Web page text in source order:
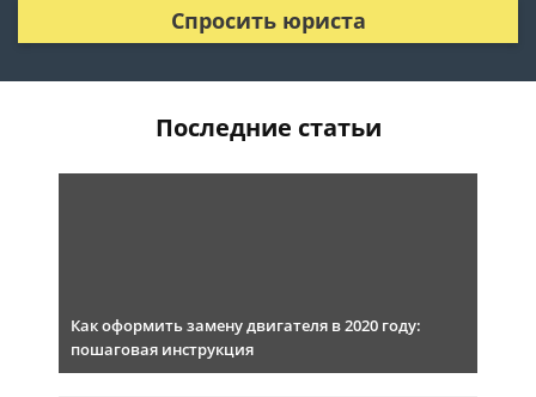
Спросить юриста
Последние статьи
Как оформить замену двигателя в 2020 году:
пошаговая инструкция